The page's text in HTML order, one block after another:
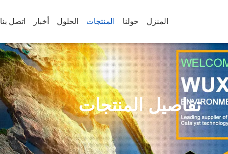
المنزل حولنا المنتجات الحلول أخبار اتصل بنا
تفاصيل المنتجات